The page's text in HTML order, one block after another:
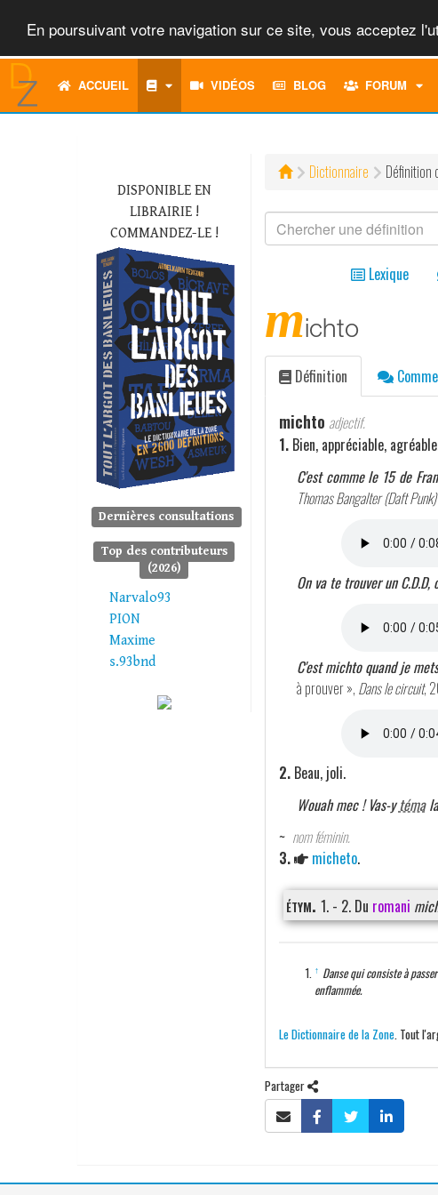
En poursuivant votre navigation sur ce site, vous acceptez
ACCUEIL VIDÉOS BLOG FORUM
DISPONIBLE EN
LIBRAIRIE !
COMMANDEZ-LE !
Dernières consultations
Top des contributeurs
(2026)
Narvalo93
PION
Maxime
s.93bnd
Dictionnaire Définition
Lexique
michto
Définition
michto adjectif.
1. Bien, appréciable,
C'est comme le 15 de
Thomas Bangalter (Daft Punk)
On va te trouver un
C'est michto quand je
à prouver », Dans le circuit,
2. Beau, joli.
Wouah mec ! Vas-ytéma
~ nom féminin.
3.
micheto.
étym. 1. - 2. Du romani
↑ Danse qui consiste à
enflammée.
Le Dictionnaire de la Zone. Tout
Partager